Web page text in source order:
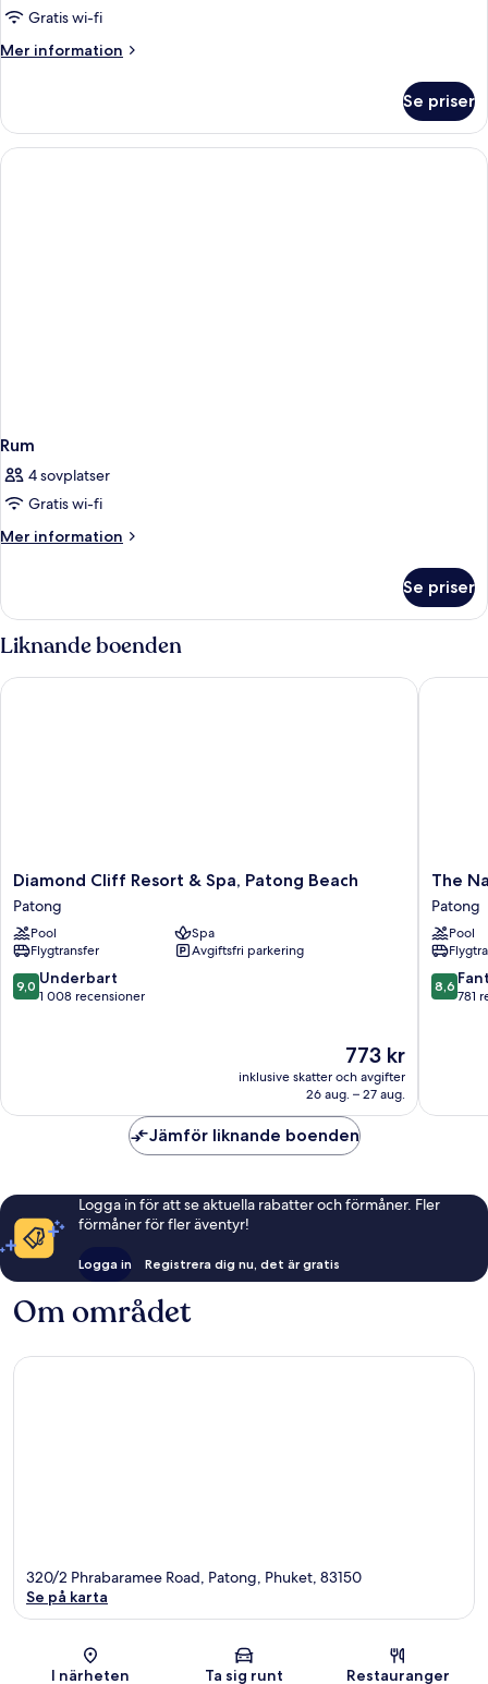
Gratis wi-fi
Mer information
Mer
Se priser
Rum
4 sovplatser
Gratis wi-fi
Mer information
Mer
Se priser
Liknande boenden
Diamond
Cliff
Resort
&
Spa,
Patong
Beach
Diamond Cliff Resort & Spa, Patong Beach
Patong
Pool
Spa
Flygtransfer
Avgiftsfri parkering
9.0
av
9,0 Underbart
1 008 recensioner
Priset
är
773 kr
773 kr
inklusive skatter och avgifter
26 aug. – 27 aug.
Diamond Cliff Resort & Spa, Patong Beach
The
Nature
Phuket
Patong
The
Patong
Pool
8.6
av
8,6
781
The
Jämför liknande boenden
Logga in för att se aktuella rabatter och förmåner. Fler
förmåner för fler äventyr!
Logga in Registrera dig nu, det är gratis
Om området
Karta
320/2 Phrabaramee Road, Patong, Phuket, 83150
Se på karta
I närheten Ta sig runt Restauranger